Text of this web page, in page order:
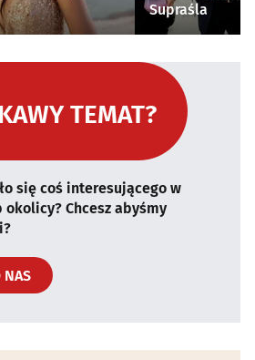
Supraśla
TEMAT?
się coś interesującego w
okolicy? Chcesz abyśmy
NAS